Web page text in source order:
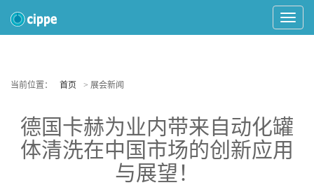
Toggle
当前位置： 首页 > 展会新闻
德国卡赫为业内带来自动化罐
体清洗在中国市场的创新应用
与展望！